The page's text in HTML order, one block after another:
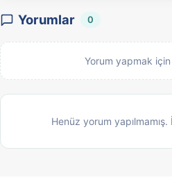
Yorumlar 0
Yorum yapmak için
Henüz yorum